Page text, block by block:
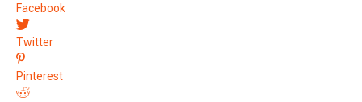
Facebook
Twitter
Pinterest